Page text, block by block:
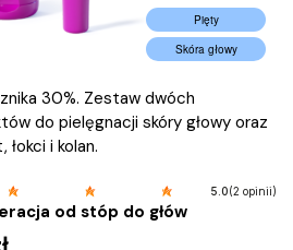
Pięty
Skóra głowy
od stóp do głów
30%. Zestaw dwóch
do pielęgnacji skóry głowy oraz
i kolan.
5.0(2 opinii)